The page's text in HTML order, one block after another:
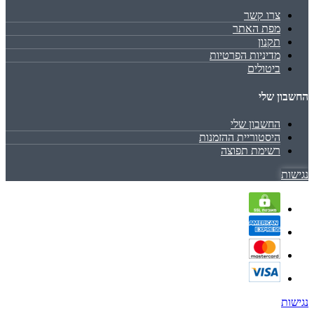
צרו קשר
מפת האתר
תקנון
מדיניות הפרטיות
ביטולים
החשבון שלי
החשבון שלי
היסטוריית ההזמנות
רשימת תפוצה
נגישות
נגישות